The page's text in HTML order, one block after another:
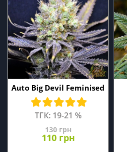
Auto Big Devil Feminised
ТГК: 19-21 %
130 грн
110 грн